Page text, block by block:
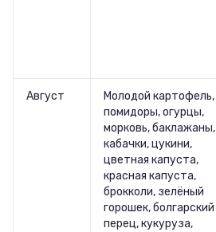
Август
Молодой картофель,
помидоры, огурцы,
морковь, баклажаны,
кабачки, цукини,
цветная капуста,
красная капуста,
брокколи, зелёный
горошек, болгарский
перец, кукуруза,